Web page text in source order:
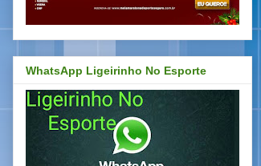
WhatsApp Ligeirinho No Esporte